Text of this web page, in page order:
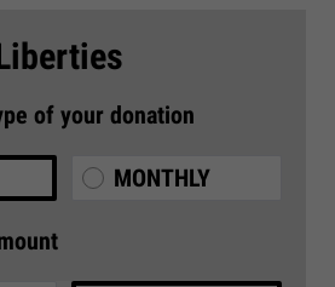
of your donation
MONTHLY